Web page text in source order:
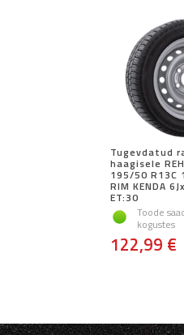
Tugevdatud
haagisele
195/50 R13C
RIM KENDA
ET:30
Toode
kogustes
122,99 €